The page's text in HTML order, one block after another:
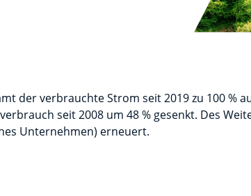
der verbrauchte Strom seit 2019 zu 100 %
seit 2008 um 48 % gesenkt. Des
Unternehmen) erneuert.